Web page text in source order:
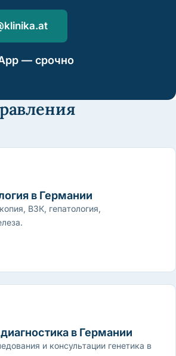
— срочно
в Германии
ВЗК, гепатология,
в Германии
и консультации генетика в